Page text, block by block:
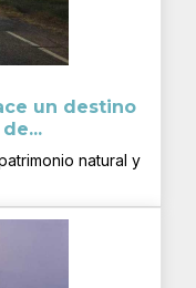
un destino
natural y